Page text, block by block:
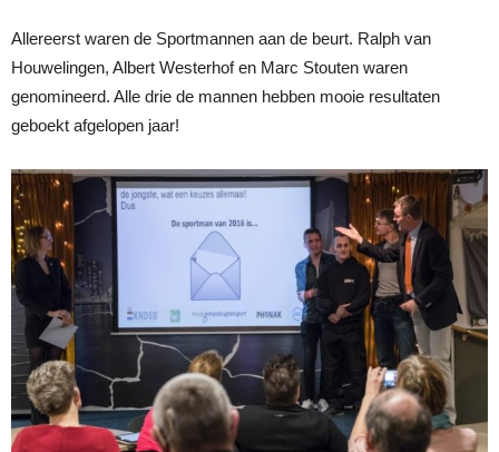
Allereerst waren de Sportmannen aan de beurt. Ralph van
Houwelingen, Albert Westerhof en Marc Stouten waren
genomineerd. Alle drie de mannen hebben mooie resultaten
geboekt afgelopen jaar!